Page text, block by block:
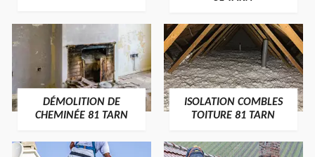
DÉMOLITION DE
CHEMINÉE 81 TARN
ISOLATION COMBLES
TOITURE 81 TARN